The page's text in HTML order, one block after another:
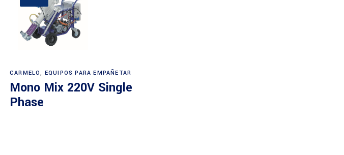
CARMELO, EQUIPOS PARA EMPAÑETAR
Mono Mix 220V Single
Phase